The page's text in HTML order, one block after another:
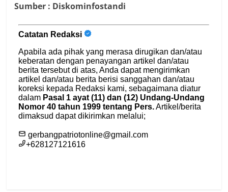
Sumber : Diskominfostandi